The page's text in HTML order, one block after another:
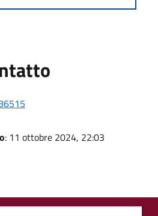
: 11 ottobre 2024, 22:03